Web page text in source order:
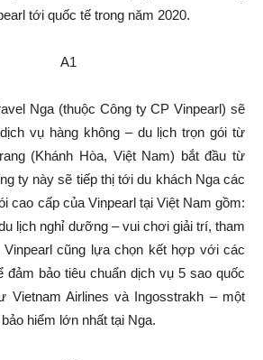
tới quốc tế trong năm 2020.
Nga (thuộc Công ty CP Vinpearl) sẽ
vụ hàng không – du lịch trọn gói từ
(Khánh Hòa, Việt Nam) bắt đầu từ
ty này sẽ tiếp thị tới du khách Nga các
cao cấp của Vinpearl tại Việt Nam gồm:
lịch nghỉ dưỡng – vui chơi giải trí, tham
cũng lựa chọn kết hợp với các
đảm bảo tiêu chuẩn dịch vụ 5 sao quốc
Vietnam Airlines và Ingosstrakh – một
hiểm lớn nhất tại Nga.